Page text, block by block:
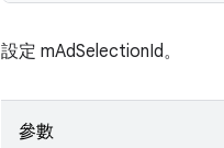
設定 mAdSelectionId。
參數